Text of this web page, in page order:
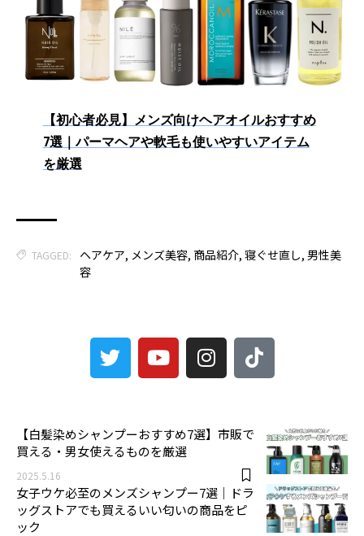
【初心者必見】メンズ向けヘアオイルおすすめ
7選｜パーマヘアや軟毛も使いやすいアイテム
を厳選
TAGGED: ヘアケア, メンズ美容, 商品紹介, 寝ぐせ直し, 男性美
容
【白髪染めシャンプーおすすめ7選】市販で
買える・男女使えるものを厳選
2025.5.16
女子ウケ必至のメンズシャンプー7選｜ドラ
ッグストアでも買えるいい匂いの商品をピ
ック